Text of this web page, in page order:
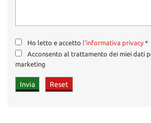
Ho letto e accetto l'informativa privacy *
Acconsento al trattamento dei miei dati
marketing